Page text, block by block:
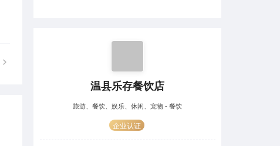
温县乐存餐饮店
旅游、餐饮、娱乐、休闲、宠物 - 餐饮
企业认证